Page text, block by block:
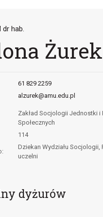
dr hab.
Żurek
61 829 2259
alzurek@amu.edu.pl
Zakład Socjologii Jednostki i
Społecznych
114
Dziekan Wydziału Socjologii,
uczelni
dyżurów